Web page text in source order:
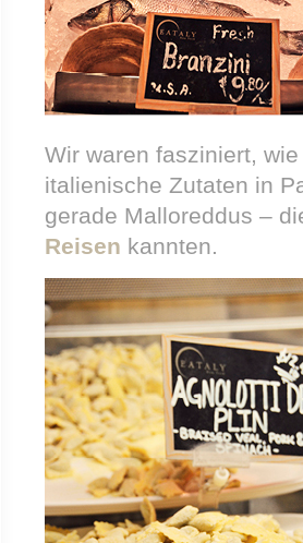
Wir waren fasziniert,
italienische Zutaten in
gerade Malloreddus –
Reisen kannten.